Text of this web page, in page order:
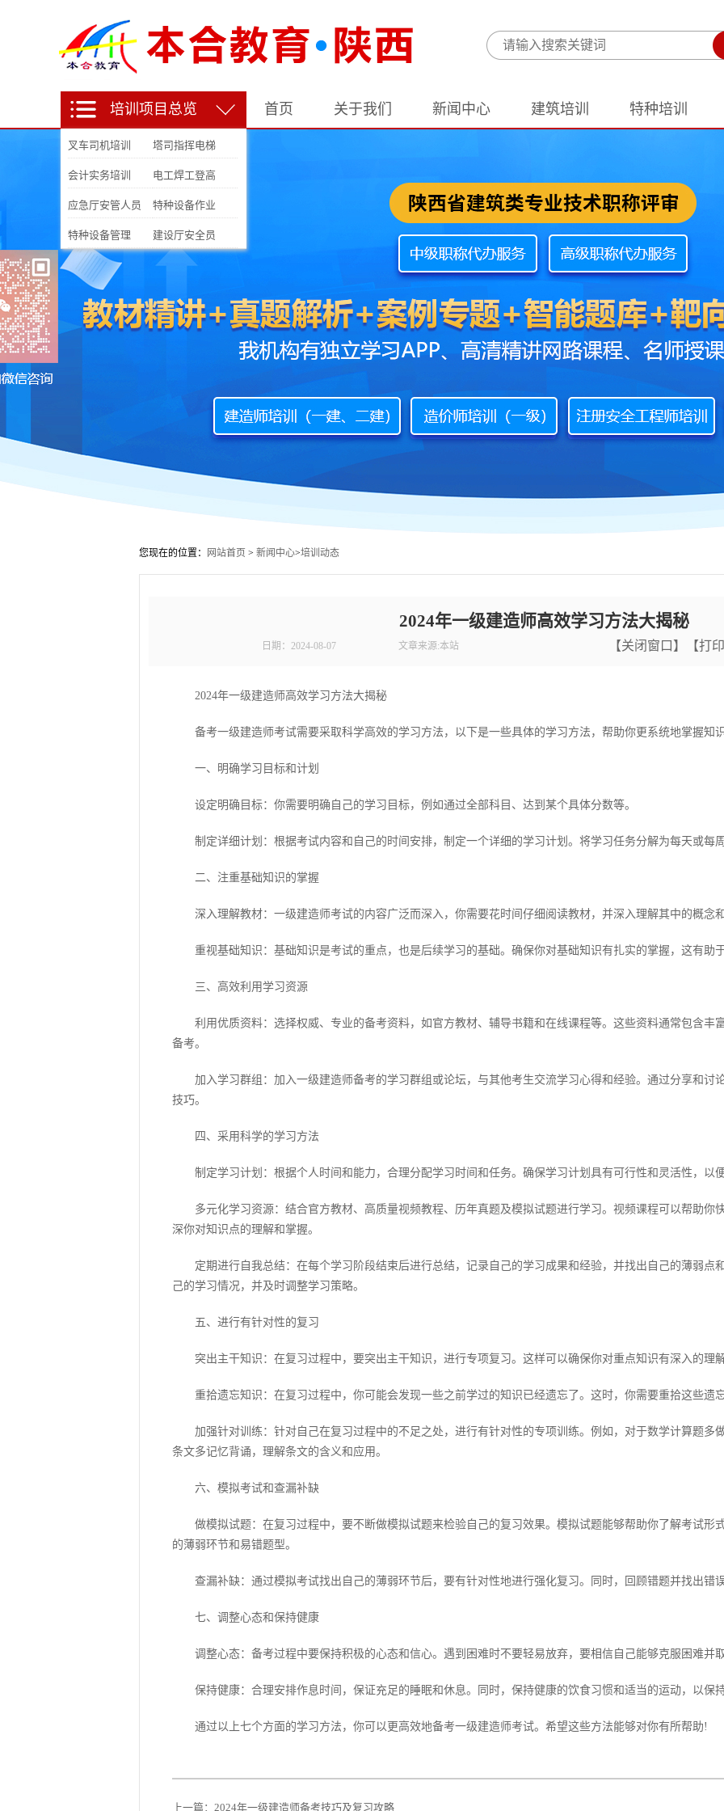
首页 关于我们 新闻中心 建筑培训 特种培训
培训项目总览
叉车司机培训 塔司指挥电梯
会计实务培训 电工焊工登高
应急厅安管人员 特种设备作业
特种设备管理 建设厅安全员
您现在的位置： 网站首页 > 新闻中心>培训动态
【关闭窗口 】【打印
2024年一级建造师高效学习方法大揭秘
日期： 2024-08-07 文章来源:本站
2024年一级建造师高效学习方法大揭秘
备考一级建造师考试需要采取科学高效的学习方法，以下是一些具体的学习方法，帮助你更系统地掌握知
一、明确学习目标和计划
设定明确目标：你需要明确自己的学习目标，例如通过全部科目、达到某个具体分数等。
制定详细计划：根据考试内容和自己的时间安排，制定一个详细的学习计划。将学习任务分解为每天或每
二、注重基础知识的掌握
深入理解教材：一级建造师考试的内容广泛而深入，你需要花时间仔细阅读教材，并深入理解其中的概念
重视基础知识：基础知识是考试的重点，也是后续学习的基础。确保你对基础知识有扎实的掌握，这有助
三、高效利用学习资源
利用优质资料：选择权威、专业的备考资料，如官方教材、辅导书籍和在线课程等。这些资料通常包含丰
备考。
加入学习群组：加入一级建造师备考的学习群组或论坛，与其他考生交流学习心得和经验。通过分享和讨
技巧。
四、采用科学的学习方法
制定学习计划：根据个人时间和能力，合理分配学习时间和任务。确保学习计划具有可行性和灵活性，以
多元化学习资源：结合官方教材、高质量视频教程、历年真题及模拟试题进行学习。视频课程可以帮助你
深你对知识点的理解和掌握。
定期进行自我总结：在每个学习阶段结束后进行总结，记录自己的学习成果和经验，并找出自己的薄弱点
己的学习情况，并及时调整学习策略。
五、进行有针对性的复习
突出主干知识：在复习过程中，要突出主干知识，进行专项复习。这样可以确保你对重点知识有深入的理
重拾遗忘知识：在复习过程中，你可能会发现一些之前学过的知识已经遗忘了。这时，你需要重拾这些遗
加强针对训练：针对自己在复习过程中的不足之处，进行有针对性的专项训练。例如，对于数学计算题多
条文多记忆背诵，理解条文的含义和应用。
六、模拟考试和查漏补缺
做模拟试题：在复习过程中，要不断做模拟试题来检验自己的复习效果。模拟试题能够帮助你了解考试形
的薄弱环节和易错题型。
查漏补缺：通过模拟考试找出自己的薄弱环节后，要有针对性地进行强化复习。同时，回顾错题并找出错
七、调整心态和保持健康
调整心态：备考过程中要保持积极的心态和信心。遇到困难时不要轻易放弃，要相信自己能够克服困难并
保持健康：合理安排作息时间，保证充足的睡眠和休息。同时，保持健康的饮食习惯和适当的运动，以保
通过以上七个方面的学习方法，你可以更高效地备考一级建造师考试。希望这些方法能够对你有所帮助!
上一篇： 2024年一级建造师备考技巧及复习攻略